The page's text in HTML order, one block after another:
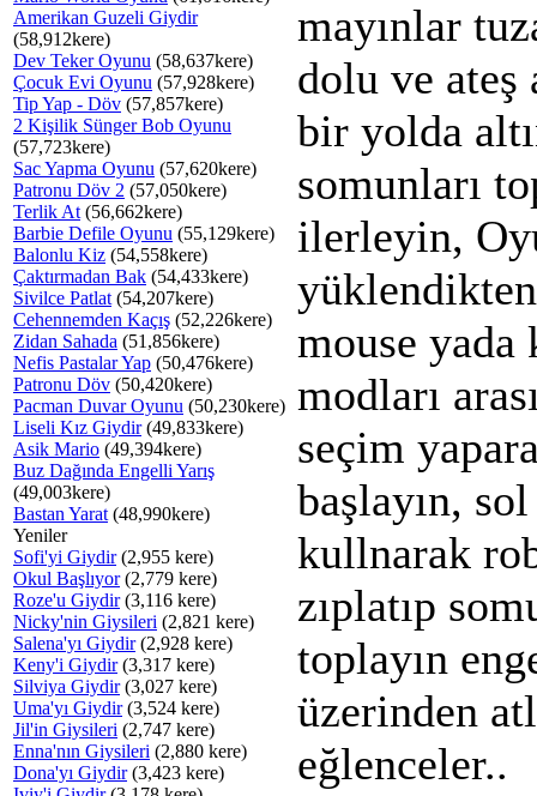
Amerikan Guzeli Giydir
(58,912kere)
Dev Teker Oyunu (58,637kere)
Çocuk Evi Oyunu (57,928kere)
Tip Yap - Döv (57,857kere)
2 Kişilik Sünger Bob Oyunu
(57,723kere)
Sac Yapma Oyunu (57,620kere)
Patronu Döv 2 (57,050kere)
Terlik At (56,662kere)
Barbie Defile Oyunu (55,129kere)
Balonlu Kiz (54,558kere)
Çaktırmadan Bak (54,433kere)
Sivilce Patlat (54,207kere)
Cehennemden Kaçış (52,226kere)
Zidan Sahada (51,856kere)
Nefis Pastalar Yap (50,476kere)
Patronu Döv (50,420kere)
Pacman Duvar Oyunu (50,230kere)
Liseli Kız Giydir(49,833kere)
Asik Mario (49,394kere)
Buz Dağında Engelli Yarış
(49,003kere)
Bastan Yarat (48,990kere)
Yeniler
Sofi'yi Giydir(2,955 kere)
Okul Başlıyor(2,779 kere)
Roze'u Giydir(3,116 kere)
Nicky'nin Giysileri (2,821 kere)
Salena'yı Giydir(2,928 kere)
Keny'i Giydir(3,317 kere)
Silviya Giydir(3,027 kere)
Uma'yı Giydir(3,524 kere)
Jil'in Giysileri (2,747 kere)
Enna'nın Giysileri (2,880 kere)
Dona'yı Giydir(3,423 kere)
mayınlar
dolu ve ateş
bir yolda
somunları
ilerleyin,
mouse yada
modları
seçim
başlayın,
kullnarak
zıplatıp
toplayın
üzerinden
eğlenceler..